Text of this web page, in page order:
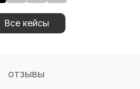
Все кейсы
отзывы